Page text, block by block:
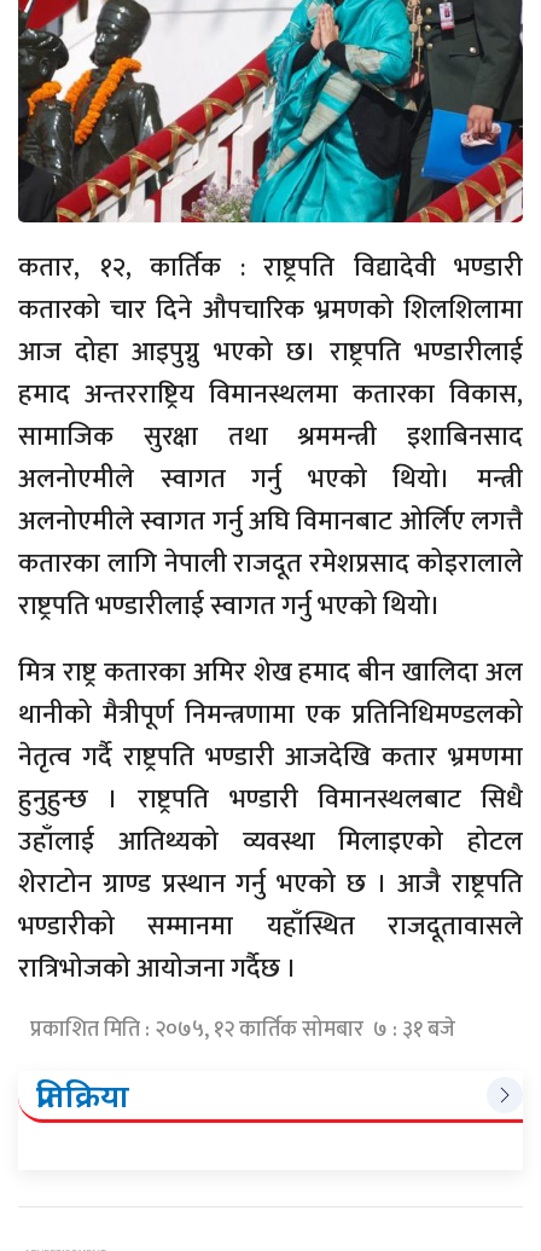
कतार, १२, कार्तिक : राष्ट्रपति विद्यादेवी भण्डारी
कतारको चार दिने औपचारिक भ्रमणको शिलशिलामा
आज दोहा आइपुग्नु भएको छ। राष्ट्रपति भण्डारीलाई
हमाद अन्तरराष्ट्रिय विमानस्थलमा कतारका विकास,
सामाजिक सुरक्षा तथा श्रममन्त्री इशाबिनसाद
अलनोएमीले स्वागत गर्नु भएको थियो। मन्त्री
अलनोएमीले स्वागत गर्नु अघि विमानबाट ओर्लिए लगत्तै
कतारका लागि नेपाली राजदूत रमेशप्रसाद कोइरालाले
राष्ट्रपति भण्डारीलाई स्वागत गर्नु भएको थियो।
मित्र राष्ट्र कतारका अमिर शेख हमाद बीन खालिदा अल
थानीको मैत्रीपूर्ण निमन्त्रणामा एक प्रतिनिधिमण्डलको
नेतृत्व गर्दै राष्ट्रपति भण्डारी आजदेखि कतार भ्रमणमा
हुनुहुन्छ । राष्ट्रपति भण्डारी विमानस्थलबाट सिधै
उहाँलाई आतिथ्यको व्यवस्था मिलाइएको होटल
शेराटोन ग्राण्ड प्रस्थान गर्नु भएको छ । आजै राष्ट्रपति
भण्डारीको सम्मानमा यहाँस्थित राजदूतावासले
रात्रिभोजको आयोजना गर्दैछ ।
प्रकाशित मिति : २०७५, १२ कार्तिक सोमबार ७ : ३१ बजे
प्रतिक्रिया